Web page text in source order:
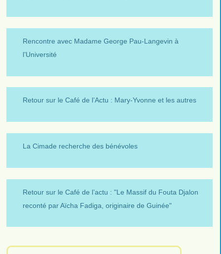
Rencontre avec Madame George Pau-Langevin à
l’Université
Retour sur le Café de l’Actu : Mary-Yvonne et les autres
La Cimade recherche des bénévoles
Retour sur le Café de l’actu : "Le Massif du Fouta Djalon
reconté par Aïcha Fadiga, originaire de Guinée"